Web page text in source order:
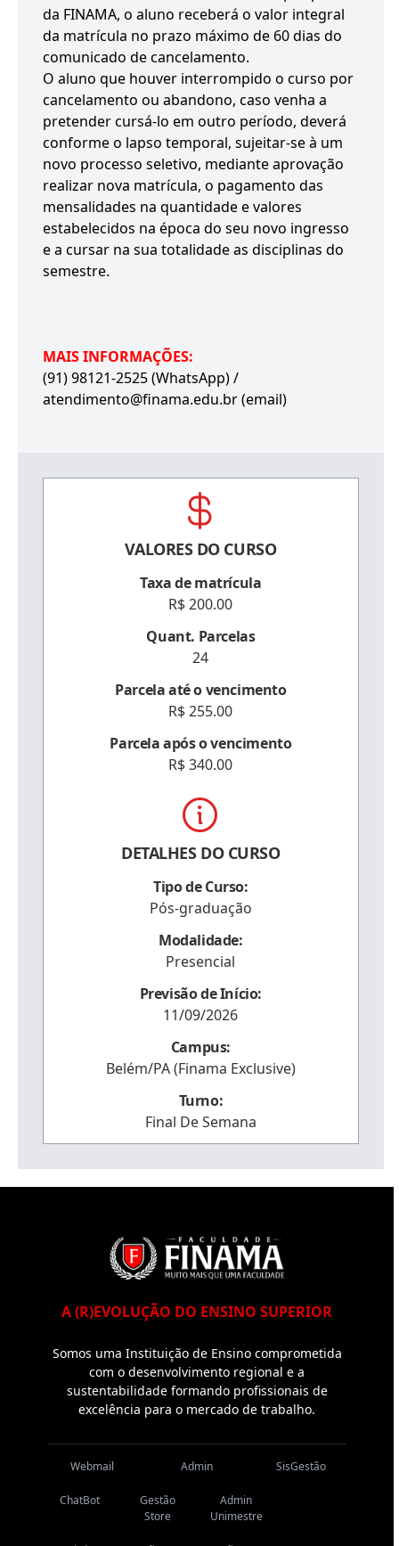
da FINAMA, o aluno receberá o valor integral
da matrícula no prazo máximo de 60 dias do
comunicado de cancelamento.
O aluno que houver interrompido o curso por
cancelamento ou abandono, caso venha a
pretender cursá-lo em outro período, deverá
conforme o lapso temporal, sujeitar-se à um
novo processo seletivo, mediante aprovação
realizar nova matrícula, o pagamento das
mensalidades na quantidade e valores
estabelecidos na época do seu novo ingresso
e a cursar na sua totalidade as disciplinas do
semestre.
MAIS INFORMAÇÕES:
(91) 98121-2525 (WhatsApp) /
atendimento@finama.edu.br (email)
VALORES DO CURSO
Taxa de matrícula
R$ 200.00
Quant. Parcelas
24
Parcela até o vencimento
R$ 255.00
Parcela após o vencimento
R$ 340.00
DETALHES DO CURSO
Tipo de Curso:
Pós-graduação
Modalidade:
Presencial
Previsão de Início:
11/09/2026
Campus:
Belém/PA (Finama Exclusive)
Turno:
Final De Semana
A (R)EVOLUÇÃO DO ENSINO SUPERIOR
Somos uma Instituição de Ensino comprometida
com o desenvolvimento regional e a
sustentabilidade formando profissionais de
excelência para o mercado de trabalho.
Webmail Admin SisGestão
ChatBot
Gestão
Store
Admin
Unimestre